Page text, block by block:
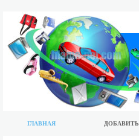
ГЛАВНАЯ ДОБАВИТЬ